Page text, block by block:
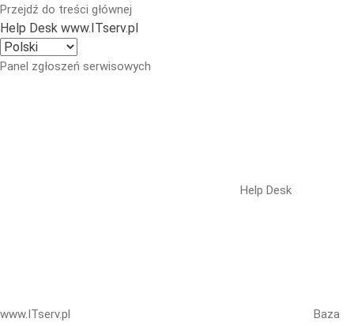
Przejdź do treści głównej
Help Desk www.ITserv.pl
Panel zgłoszeń serwisowych
Help Desk
www.ITserv.pl Baza